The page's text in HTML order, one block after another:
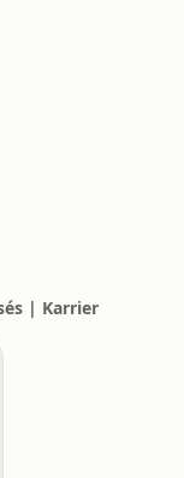
| Karrier